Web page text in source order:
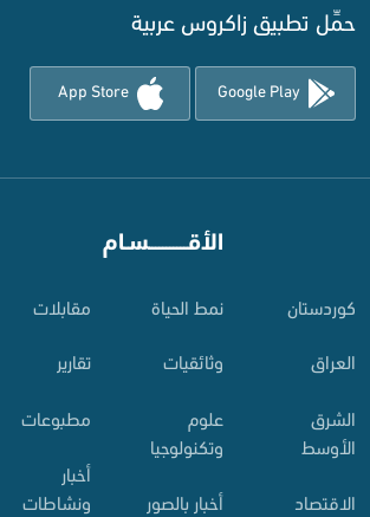
حمِّل تطبيق زاكروس عربية
Google Play
App Store
کوردستان
العراق
الشرق
الأوسط
الاقتصاد
الأقـــــــــــسـام
نمط الحياة
وثائقيات
علوم
وتكنولوجيا
أخبار بالصور
مقابلات
تقارير
مطبوعات
أخبار
ونشاطات